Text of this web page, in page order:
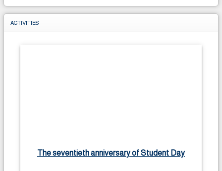
ACTIVITIES
The seventieth anniversary of Student Day